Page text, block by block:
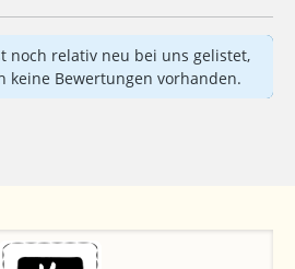
noch relativ neu bei uns gelistet,
keine Bewertungen vorhanden.